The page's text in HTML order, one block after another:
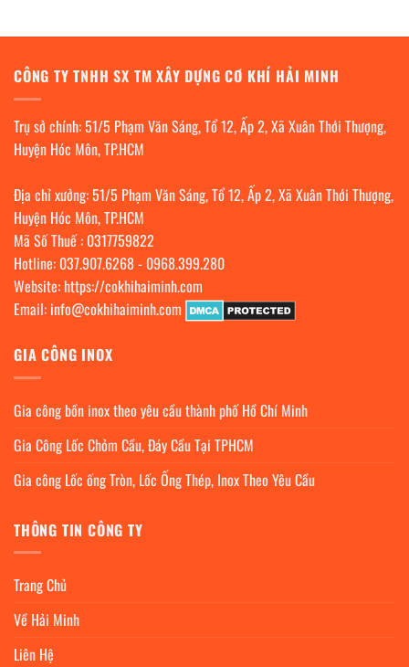
CÔNG TY TNHH SX TM XÂY DỰNG CƠ KHÍ HẢI MINH
Trụ sở chính: 51/5 Phạm Văn Sáng, Tổ 12, Ấp 2, Xã Xuân Thới Thượng,
Huyện Hóc Môn, TP.HCM
Địa chỉ xưởng: 51/5 Phạm Văn Sáng, Tổ 12, Ấp 2, Xã Xuân Thới Thượng,
Huyện Hóc Môn, TP.HCM
Mã Số Thuế : 0317759822
Hotline: 037.907.6268- 0968.399.280
Website: https://cokhihaiminh.com
Email: info@cokhihaiminh.com
GIA CÔNG INOX
Gia công bồn inox theo yêu cầu thành phố Hồ Chí Minh
Gia Công Lốc Chỏm Cầu, Đáy Cầu Tại TPHCM
Gia công Lốc ống Tròn, Lốc Ống Thép, Inox Theo Yêu Cầu
THÔNG TIN CÔNG TY
Trang Chủ
Về Hải Minh
Liên Hệ